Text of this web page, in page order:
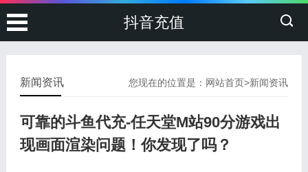
抖音充值
您现在的位置是： 网站首页>新闻资讯
新闻资讯
可靠的斗鱼代充-任天堂M站90分游戏出
现画面渲染问题！你发现了吗？